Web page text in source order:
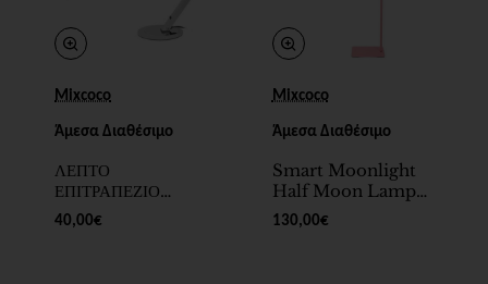
Mixcoco
Άμεσα Διαθέσιμο
ΛΕΠΤΟ
ΕΠΙΤΡΑΠΕΖΙΟ
ΦΩΤΙΣΤΙΚΟ
ΓΡΑΦΕΙΟΥ LED
40,00€
Mixcoco
Άμεσα Διαθέσιμο
Smart Moonlight
Half Moon Lamp
Pink (Επιδαπέδιο) -
SKU 200099-14
130,00€